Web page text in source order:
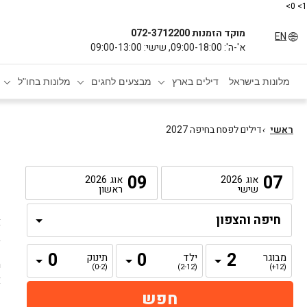
1> 0>
EN
מוקד הזמנות 072-3712200
א'-ה': 09:00-18:00, שישי: 09:00-13:00
מלונות בישראל דילים בארץ מבצעים לחגים מלונות בחו"ל
ראשי ›דילים לפסח בחיפה 2027
07 אוג 2026
שישי 09 אוג 2026
ראשון
מבוגר
(12+)
ילד
(2-12)
תינוק
(0-2)